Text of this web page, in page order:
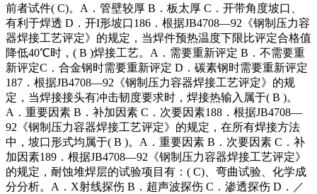
前者试件( C)。A．管壁较厚 B．板太厚 C．开带角度坡口、
有利于焊透 D．开I形坡口186．根据JB4708—92《钢制压力容
器焊接工艺评定》的规定，当焊件预热温度下限比评定合格值
降低40℃时，( B )焊接工艺。A．需要重新评定 B．不需要重
新评定C．合金钢时需要重新评定 D．碳素钢时需要重新评定
187．根据JB4708—92《钢制压力容器焊接工艺评定》的规
定，当焊接接头有冲击韧度要求时，焊接热输入属于( B )。
A．重要因素 B．补加因素 C．次要因素188．根据JB4708—
92《钢制压力容器焊接工艺评定》的规定，在所有焊接方法
中，坡口形式均属于( B )。A．重要因素 B．次要因素 C．补
加因素189．根据JB4708—92《钢制压力容器焊接工艺评定》
的规定，耐蚀堆焊层的试验项目有：( C)、弯曲试验、化学成
分分析。A．X射线探伤 B．超声波探伤 C．渗透探伤 D．／